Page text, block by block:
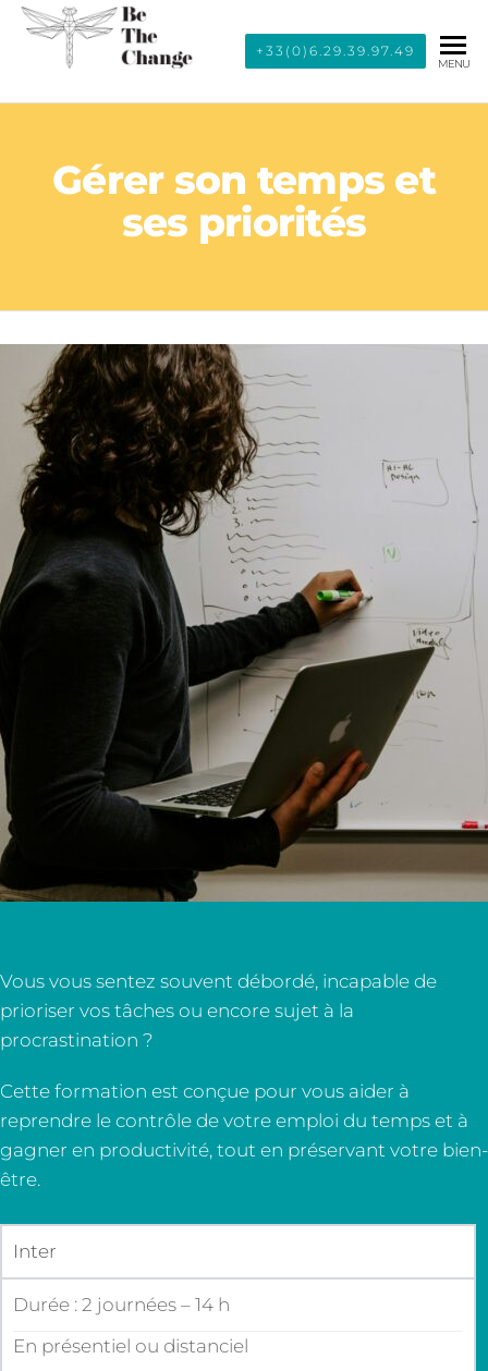
BE THE
+33(0)6.29.39.97.49
MENU
Gérer son temps et
ses priorités
Vous vous sentez souvent débordé, incapable de
prioriser vos tâches ou encore sujet à la
procrastination ?
Cette formation est conçue pour vous aider à
reprendre le contrôle de votre emploi du temps et à
gagner en productivité, tout en préservant votre bien-
être.
Inter
Durée : 2 journées – 14 h
En présentiel ou distanciel